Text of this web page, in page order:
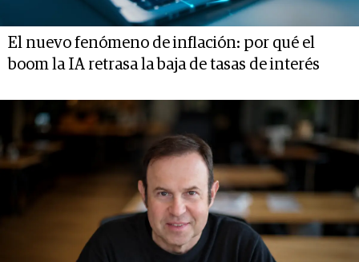
El nuevo fenómeno de inflación: por qué el
boom la IA retrasa la baja de tasas de interés